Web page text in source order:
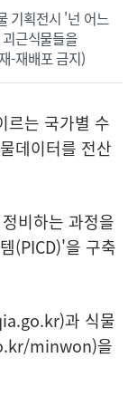
기획전시 '넌 어느
근식물들을
-재배포 금지)
르는 국가별 수
데이터를 전산
비하는 과정을
(PICD)'을 구축
)과 식물
minwon)을